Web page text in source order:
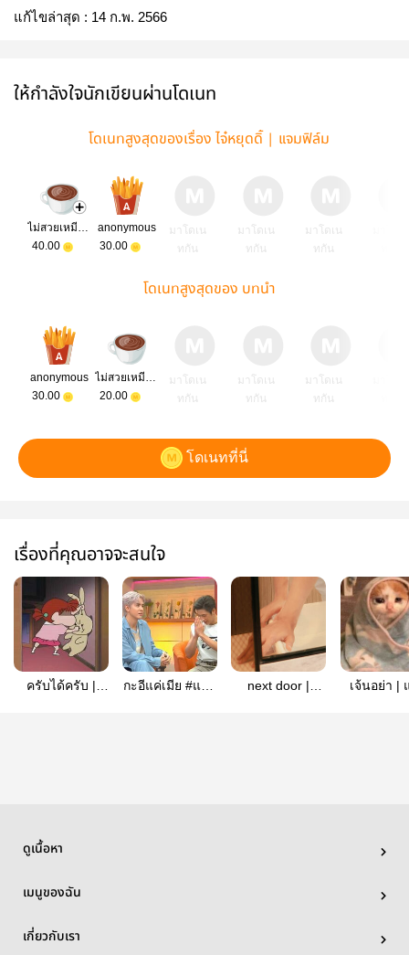
แก้ไขล่าสุด : 14 ก.พ. 2566
ให้กำลังใจนักเขียนผ่านโดเนท
โดเนทสูงสุดของเรื่อง ไจ๋หยุดดิ้ | แจมฟิล์ม
ไม่สวยเหมียนหมา
40.00
anonymous
30.00
มาโดเน
ทกัน
มาโดเน
ทกัน
มาโดเน
ทกัน
โดเนทสูงสุดของ บทนำ
anonymous
30.00
ไม่สวยเหมียนหมา
20.00
มาโดเน
ทกัน
มาโดเน
ทกัน
มาโดเน
ทกัน
โดเนทที่นี่
เรื่องที่คุณอาจจะสนใจ
ครับได้ครับ |
กะอีแค่เมีย #แจม
next door |
เจ้นอย่า |
ดูเนื้อหา
เมนูของฉัน
เกี่ยวกับเรา